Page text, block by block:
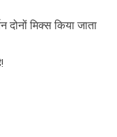
मिक्स किया जाता